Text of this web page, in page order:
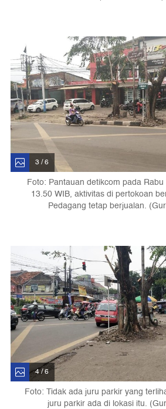
3 / 6
Foto: Pantauan detikcom pada
13.50 WIB, aktivitas di pertokoan
Pedagang tetap berjualan.
4 / 6
Foto: Tidak ada juru parkir yang
juru parkir ada di lokasi itu.